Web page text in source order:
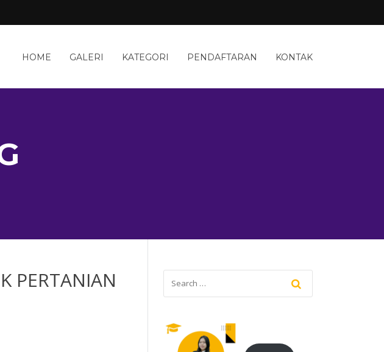
HOME GALERI KATEGORI PENDAFTARAN KONTAK
PERTANIAN